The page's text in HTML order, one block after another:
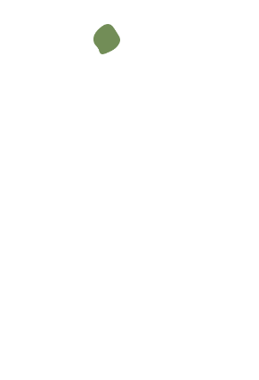
《미루나무가 쓰는 편지》, 《
꿔 버린 성적표》, 《빠샤 천
시각디자인을 전공하였고, 한